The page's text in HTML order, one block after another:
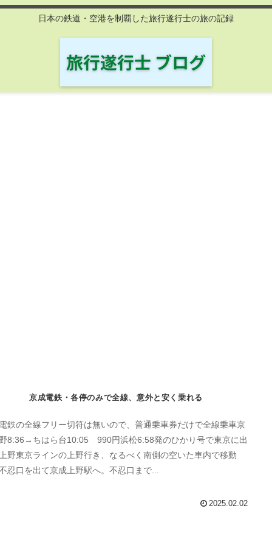
日本の鉄道・空港を制覇した旅行遂行士の旅の記録
京成電鉄・各停のみで全線、意外と安く乗れる
鉄の全線フリー切符は無いので、普通乗車券だけで全線乗車京
8:36→ちはら台10:05 990円浜松6:58発のひかり号で東京に出
野東京ラインの上野行き、なるべく南側の空いた車内で移動
忍口を出て京成上野駅へ。不忍口まで...
2025.02.02